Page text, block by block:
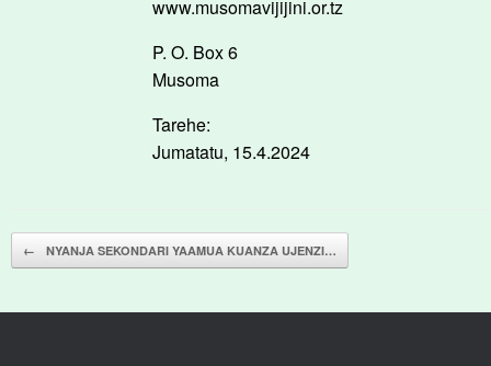
www.musomavijijini.or.tz
P. O. Box 6
Musoma
Tarehe:
Jumatatu, 15.4.2024
Post navigation
← NYANJA SEKONDARI YAAMUA KUANZA UJENZI…